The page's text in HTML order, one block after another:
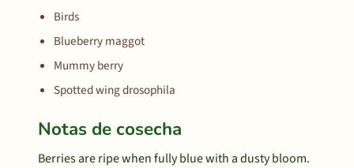
Birds
Blueberry maggot
Mummy berry
Spotted wing drosophila
Notas de cosecha
Berries are ripe when fully blue with a dusty bloom.